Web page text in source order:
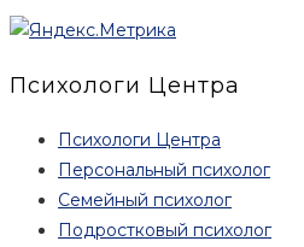
Психологи Центра
Психологи Центра
Персональный психолог
Семейный психолог
Подростковый психолог